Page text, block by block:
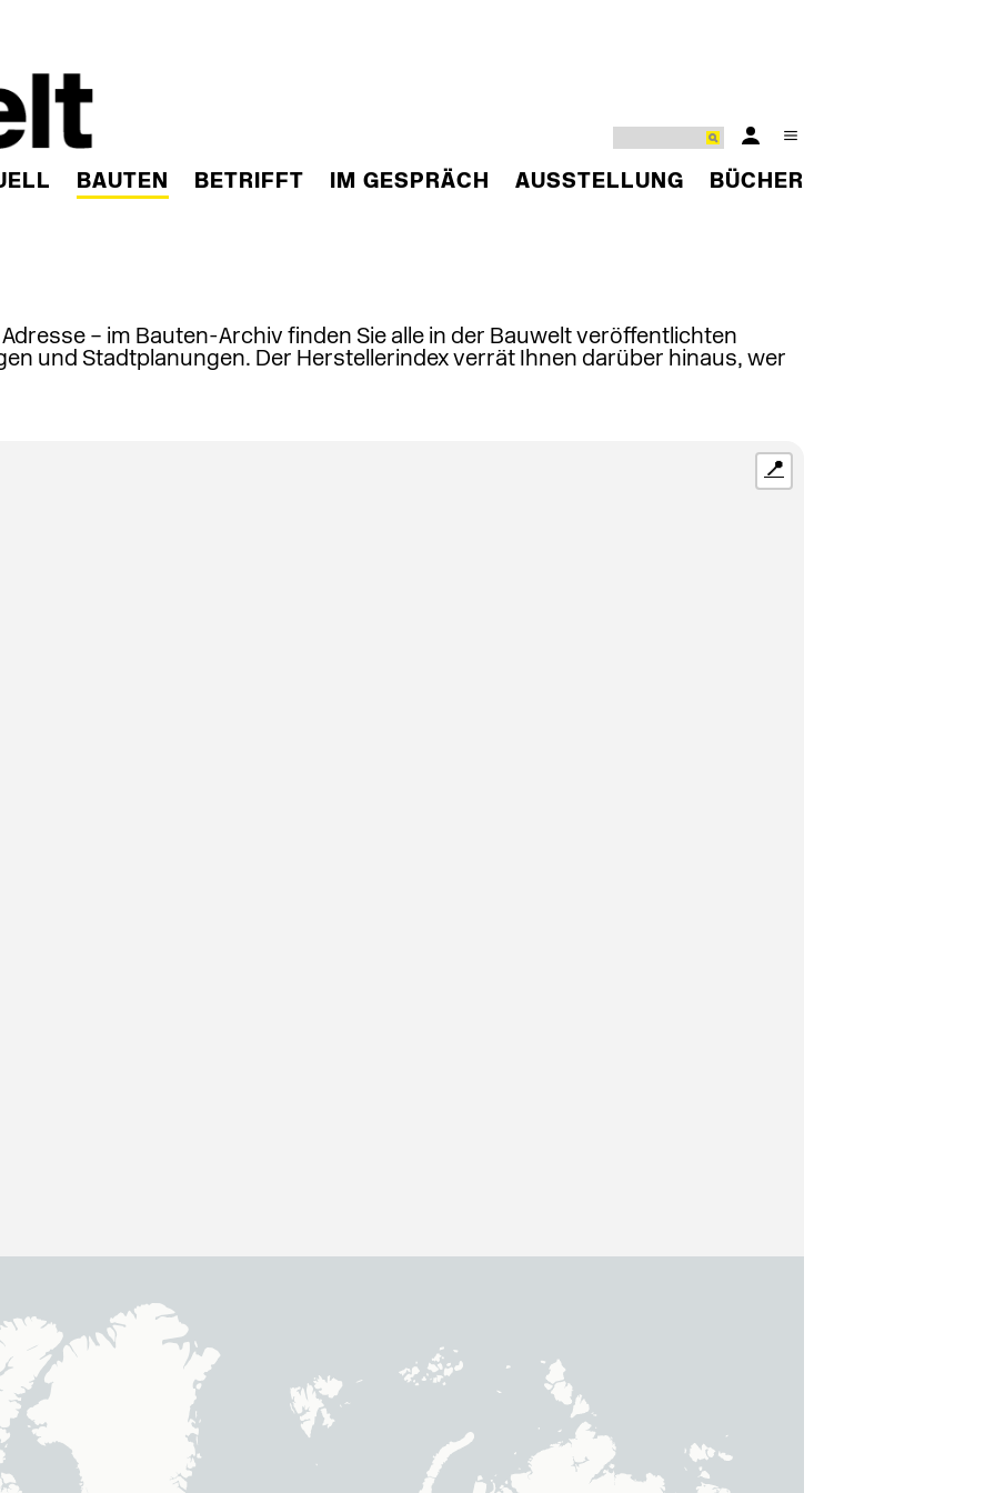
BAUTEN BETRIFFT IM GESPRÄCH AUSSTELLUNG BÜCHER
– im Bauten-Archiv finden Sie alle in der Bauwelt veröffentlichten
und Stadtplanungen. Der Herstellerindex verrät Ihnen darüber hinaus, wer
📍